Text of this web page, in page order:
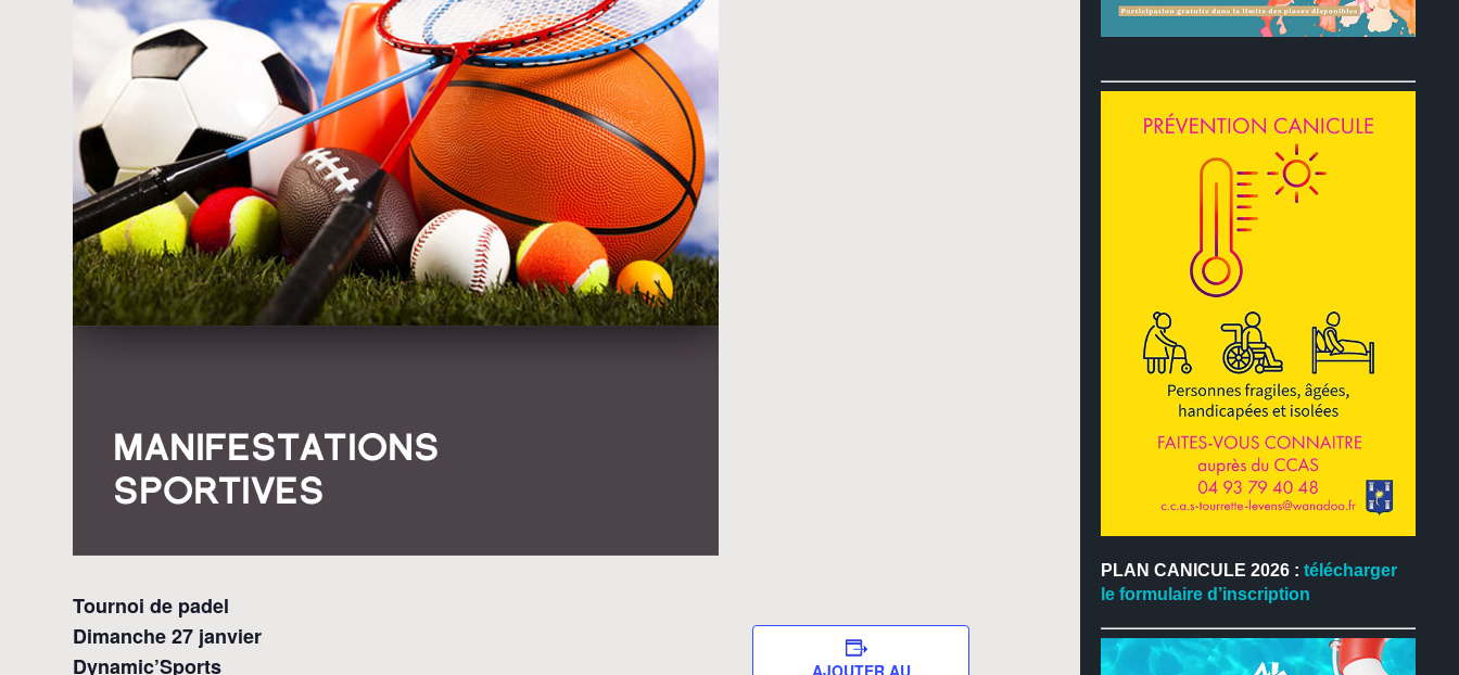
Tournoi de padel
Dimanche 27 janvier
Dynamic’Sports
PLAN CANICULE 2026 : télécharger
le formulaire d’inscription